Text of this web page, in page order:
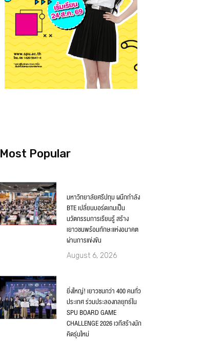
Most Popular
มหาวิทยาลัยศรีปทุม ผนึกกำลัง
BTE เปลี่ยนบอร์ดเกมเป็น
นวัตกรรมการเรียนรู้ สร้าง
เยาวชนพร้อมทักษะแห่งอนาคต
ผ่านการแข่งขัน
August 6, 2026
ยิ่งใหญ่! เยาวชนกว่า 400 คนทั่ว
ประเทศ ร่วมประลองกลยุทธ์ใน
SPU BOARD GAME
CHALLENGE 2026 เวทีสร้างนัก
คิดรุ่นใหม่